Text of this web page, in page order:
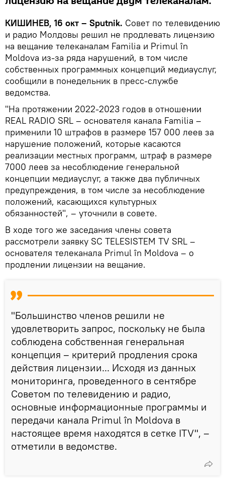
КИШИНЕВ, 16 окт – Sputnik. Совет по телевидению
и радио Молдовы решил не продлевать лицензию
на вещание телеканалам Familia и Primul în
Moldova из-за ряда нарушений, в том числе
собственных программных концепций медиауслуг,
сообщили в понедельник в пресс-службе
ведомства.
"На протяжении 2022-2023 годов в отношении
REAL RADIO SRL – основателя канала Familia –
применили 10 штрафов в размере 157 000 леев за
нарушение положений, которые касаются
реализации местных программ, штраф в размере
7000 леев за несоблюдение генеральной
концепции медиауслуг, а также два публичных
предупреждения, в том числе за несоблюдение
положений, касающихся культурных
обязанностей", – уточнили в совете.
В ходе того же заседания члены совета
рассмотрели заявку SC TELESISTEM TV SRL –
основателя телеканала Primul în Moldova – о
продлении лицензии на вещание.
"Большинство членов решили не
удовлетворить запрос, поскольку не была
соблюдена собственная генеральная
концепция – критерий продления срока
действия лицензии... Исходя из данных
мониторинга, проведенного в сентябре
Советом по телевидению и радио,
основные информационные программы и
передачи канала Primul în Moldova в
настоящее время находятся в сетке ITV", –
отметили в ведомстве.